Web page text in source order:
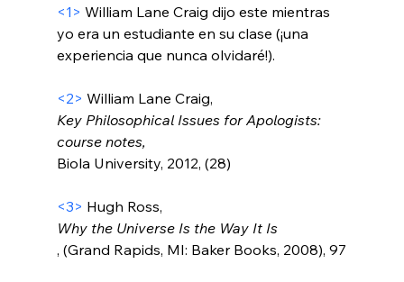
<1> William Lane Craig dijo este mientras
yo era un estudiante en su clase (¡una
experiencia que nunca olvidaré!).
<2> William Lane Craig,
Key Philosophical Issues for Apologists:
course notes,
Biola University, 2012, (28)
<3> Hugh Ross,
Why the Universe Is the Way It Is
, (Grand Rapids, MI: Baker Books, 2008), 97